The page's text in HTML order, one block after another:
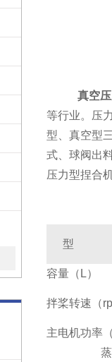
真空
等行业。压
型、真空型
式、球阀出
压力型捏合
型
容量（L）
拌桨转速（
主电机功率